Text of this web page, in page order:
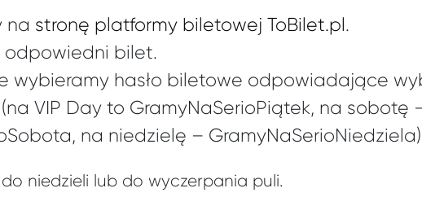
na stronę platformy biletowej ToBilet.pl.
odpowiedni bilet.
wybieramy hasło biletowe odpowiadające
VIP Day to GramyNaSerioPiątek, na sobotę
na niedzielę –
niedzieli lub do wyczerpania puli.